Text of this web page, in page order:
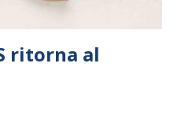
ritorna al